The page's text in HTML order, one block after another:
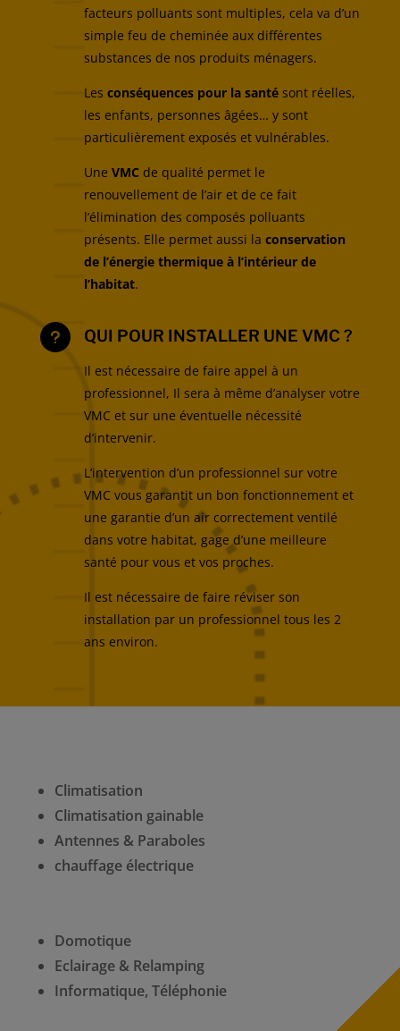
facteurs polluants sont multiples, cela va d’un
simple feu de cheminée aux différentes
substances de nos produits ménagers.
Les conséquences pour la santésont réelles,
les enfants, personnes âgées… y sont
particulièrement exposés et vulnérables.
Une VMC de qualité permet le
renouvellement de l’air et de ce fait
l’élimination des composés polluants
présents. Elle permet aussi la conservation
de l’énergie thermique à l’intérieur de
l’habitat.
u QUI POUR INSTALLER UNE VMC ?
Il est nécessaire de faire appel à un
professionnel, Il sera à même d’analyser votre
VMC et sur une éventuelle nécessité
d’intervenir.
L’intervention d’un professionnel sur votre
VMC vous garantit un bon fonctionnement et
une garantie d’un air correctement ventilé
dans votre habitat, gage d’une meilleure
santé pour vous et vos proches.
Il est nécessaire de faire réviser son
installation par un professionnel tous les 2
ans environ.
Climatisation
Climatisation gainable
Antennes & Paraboles
chauffage électrique
Domotique
Eclairage & Relamping
Informatique, Téléphonie